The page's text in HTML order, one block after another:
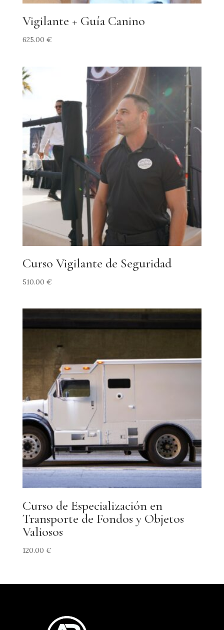
Vigilante + Guía Canino
625.00 €
Curso Vigilante de Seguridad
510.00 €
Curso de Especialización en
Transporte de Fondos y Objetos
Valiosos
120.00 €